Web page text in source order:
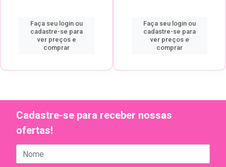
Faça seu login ou
cadastre-se para
ver preços e
comprar
Faça seu login ou
cadastre-se para
ver preços e
comprar
Cadastre-se para receber nossas
ofertas!